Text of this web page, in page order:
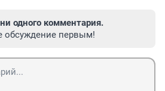
одного комментария.
обсуждение первым!